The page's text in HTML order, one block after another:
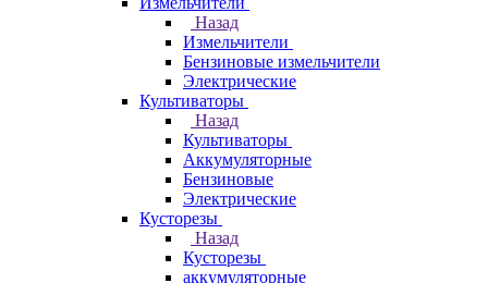
Назад
Измельчители
Бензиновые измельчители
Электрические
Культиваторы
Назад
Культиваторы
Аккумуляторные
Бензиновые
Электрические
Кусторезы
Назад
Кусторезы
аккумуляторные